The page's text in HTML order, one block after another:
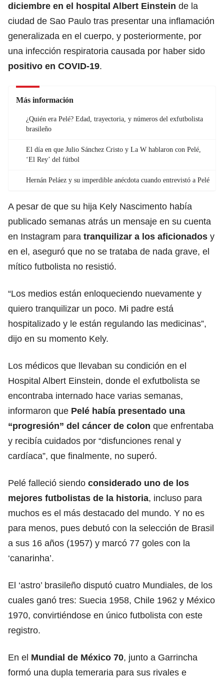
diciembre en el hospital Albert Einstein de la
ciudad de Sao Paulo tras presentar una inflamación
generalizada en el cuerpo, y posteriormente, por
una infección respiratoria causada por haber sido
positivo en COVID-19.
Más información
¿Quién era Pelé? Edad, trayectoria, y números del exfutbolista
brasileño
El día en que Julio Sánchez Cristo y La W hablaron con Pelé,
‘El Rey’ del fútbol
Hernán Peláez y su imperdible anécdota cuando entrevistó a Pelé
A pesar de que su hija Kely Nascimento había
publicado semanas atrás un mensaje en su cuenta
en Instagram para tranquilizar a los aficionados y
en el, aseguró que no se trataba de nada grave, el
mítico futbolista no resistió.
“Los medios están enloqueciendo nuevamente y
quiero tranquilizar un poco. Mi padre está
hospitalizado y le están regulando las medicinas”,
dijo en su momento Kely.
Los médicos que llevaban su condición en el
Hospital Albert Einstein, donde el exfutbolista se
encontraba internado hace varias semanas,
informaron que Pelé había presentado una
“progresión” del cáncer de colon que enfrentaba
y recibía cuidados por “disfunciones renal y
cardíaca”, que finalmente, no superó.
Pelé falleció siendo considerado uno de los
mejores futbolistas de la historia, incluso para
muchos es el más destacado del mundo. Y no es
para menos, pues debutó con la selección de Brasil
a sus 16 años (1957) y marcó 77 goles con la
‘canarinha’.
El ‘astro’ brasileño disputó cuatro Mundiales, de los
cuales ganó tres: Suecia 1958, Chile 1962 y México
1970, convirtiéndose en único futbolista con este
registro.
En el Mundial de México 70, junto a Garrincha
formó una dupla temeraria para sus rivales e